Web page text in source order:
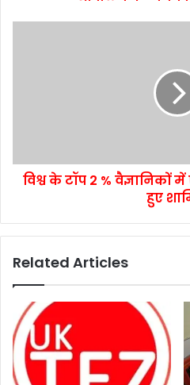
विश्व के टॉप 2 %
हुए
Related Articles